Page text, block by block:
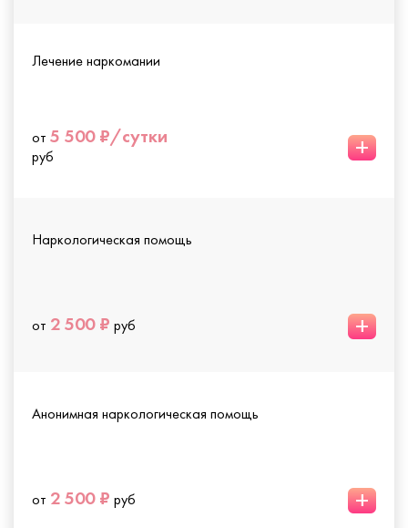
Лечение наркомании
от 5 500 ₽/сутки
руб +
Наркологическая помощь
от 2 500 ₽ руб +
Анонимная наркологическая помощь
от 2 500 ₽ руб +